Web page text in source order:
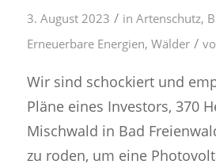
3. August 2023 / in Artenschutz,
Erneuerbare Energien, Wälder /
Wir sind schockiert und
Pläne eines Investors, 370
Mischwald in Bad
zu roden, um eine